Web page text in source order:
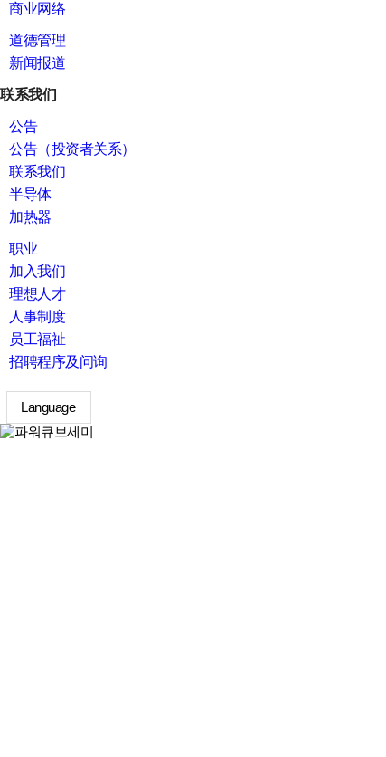
商业网络
道德管理
新闻报道
联系我们
公告
公告（投资者关系）
联系我们
半导体
加热器
职业
加入我们
理想人才
人事制度
员工福祉
招聘程序及问询
Language
search